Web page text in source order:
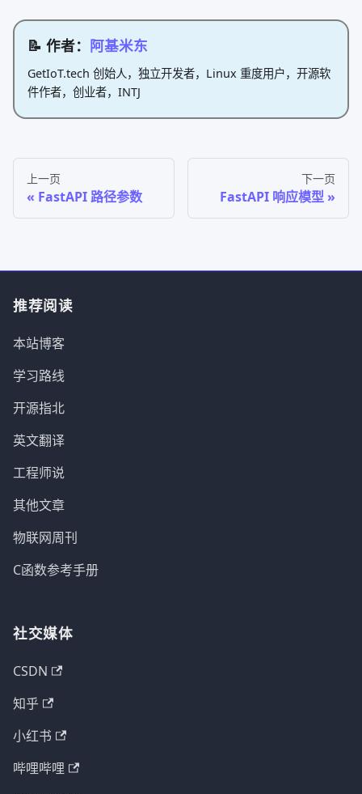
📝 作者： 阿基米东
GetIoT.tech 创始人，独立开发者，Linux 重度用户，开源软
件作者，创业者，INTJ
上一页
FastAPI 路径参数
下一页
FastAPI 响应模型
推荐阅读
本站博客
学习路线
开源指北
英文翻译
工程师说
其他文章
物联网周刊
C函数参考手册
社交媒体
CSDN
知乎
小红书
哔哩哔哩